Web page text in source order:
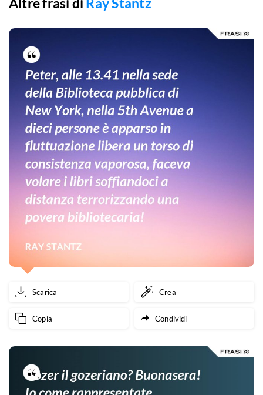
Scarica Crea
Copia Condividi